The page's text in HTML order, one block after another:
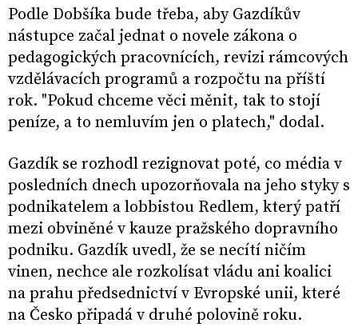
Podle Dobšíka bude třeba, aby Gazdíkův
nástupce začal jednat o novele zákona o
pedagogických pracovnících, revizi rámcových
vzdělávacích programů a rozpočtu na příští
rok. "Pokud chceme věci měnit, tak to stojí
peníze, a to nemluvím jen o platech," dodal.
Gazdík se rozhodl rezignovat poté, co média v
posledních dnech upozorňovala na jeho styky s
podnikatelem a lobbistou Redlem, který patří
mezi obviněné v kauze pražského dopravního
podniku. Gazdík uvedl, že se necítí ničím
vinen, nechce ale rozkolísat vládu ani koalici
na prahu předsednictví v Evropské unii, které
na Česko připadá v druhé polovině roku.